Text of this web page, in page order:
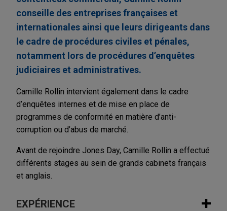
conseille des entreprises françaises et
internationales ainsi que leurs dirigeants dans
le cadre de procédures civiles et pénales,
notamment lors de procédures d’enquêtes
judiciaires et administratives.
Camille Rollin intervient également dans le cadre
d’enquêtes internes et de mise en place de
programmes de conformité en matière d’anti-
corruption ou d’abus de marché.
Avant de rejoindre Jones Day, Camille Rollin a effectué
différents stages au sein de grands cabinets français
et anglais.
EXPÉRIENCE